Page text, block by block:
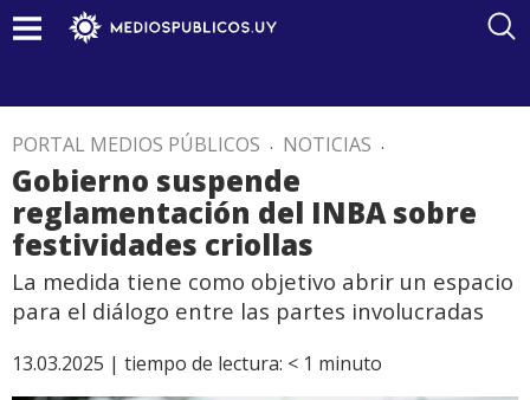
PORTAL MEDIOS PÚBLICOS . NOTICIAS .
Gobierno suspende
reglamentación del INBA sobre
festividades criollas
La medida tiene como objetivo abrir un espacio
para el diálogo entre las partes involucradas
13.03.2025 | tiempo de lectura: < 1 minuto